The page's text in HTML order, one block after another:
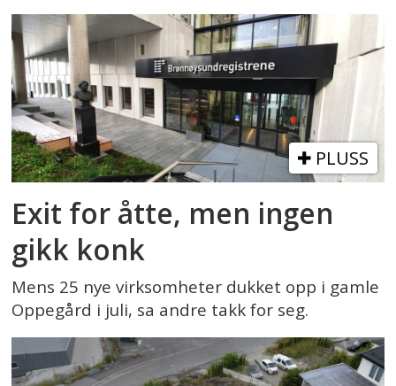
PLUSS
Exit for åtte, men ingen
gikk konk
Mens 25 nye virksomheter dukket opp i gamle
Oppegård i juli, sa andre takk for seg.